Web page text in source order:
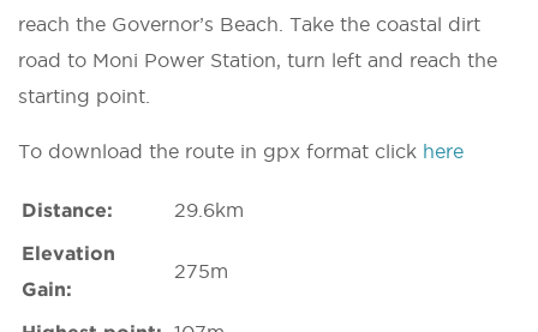
reach the Governor’s Beach. Take the coastal dirt
road to Moni Power Station, turn left and reach the
starting point.
To download the route in gpx format click here
Distance:
29.6km
Elevation
Gain:
275m